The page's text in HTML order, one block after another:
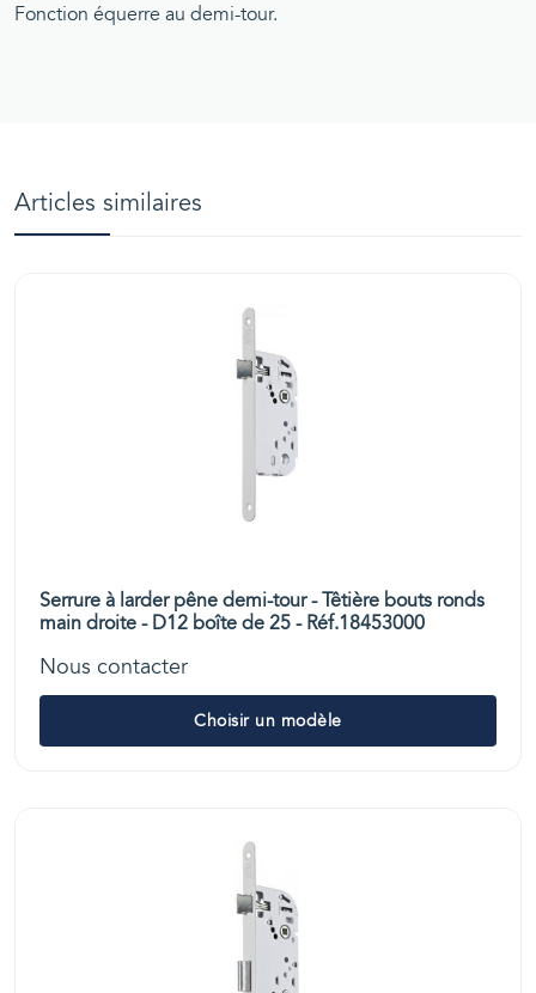
Fonction équerre au demi-tour.
Articles similaires
Serrure à larder pêne demi-tour - Têtière bouts ronds
main droite - D12 boîte de 25 - Réf.18453000
Nous contacter
Choisir un modèle